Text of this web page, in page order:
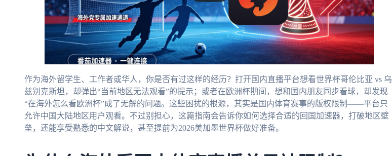
作为海外留学生、工作者或华人，你是否有过这样的经历？打开国内直播平台想看世界杯哥伦比亚 vs 乌
兹别克斯坦，却弹出“当前地区无法观看”的提示；或者在欧洲杯期间，想和国内朋友同步看球，却发现
“在海外怎么看欧洲杯”成了无解的问题。这些困扰的根源，其实是国内体育赛事的版权限制——平台只
允许中国大陆地区用户观看。不过别担心，这篇指南会告诉你如何选择合适的回国加速器，打破地区壁
垒，还能享受熟悉的中文解说，甚至提前为2026美加墨世界杯做好准备。